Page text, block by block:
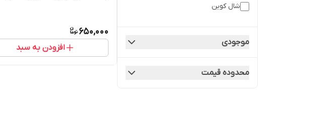
شال کوین
موجودی
محدوده قیمت
650,000
افزودن به سبد